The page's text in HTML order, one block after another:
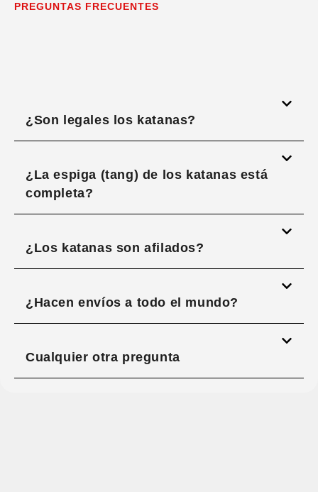
PREGUNTAS FRECUENTES
¿Son legales los katanas?
¿La espiga (tang) de los katanas está
completa?
¿Los katanas son afilados?
¿Hacen envíos a todo el mundo?
Cualquier otra pregunta